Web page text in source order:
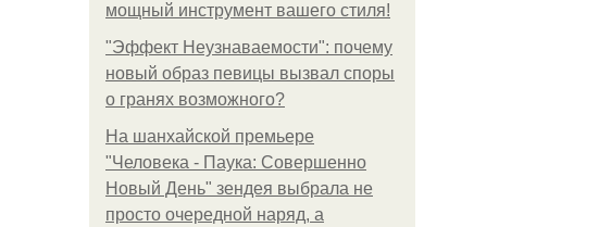
мощный инструмент вашего стиля!
"Эффект Неузнаваемости": почему
новый образ певицы вызвал споры
о гранях возможного?
На шанхайской премьере
"Человека - Паука: Совершенно
Новый День" зендея выбрала не
просто очередной наряд, а